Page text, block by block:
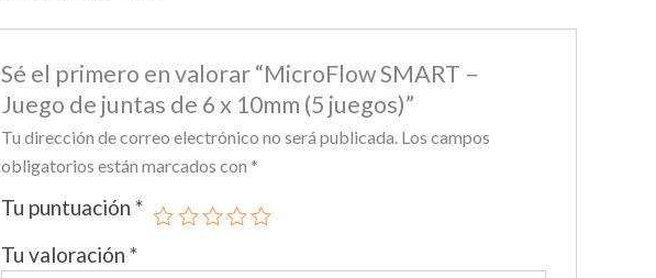
Sé el primero en valorar “MicroFlow SMART –
Juego de juntas de 6 x 10mm (5 juegos)”
Tu dirección de correo electrónico no será publicada. Los campos
obligatorios están marcados con *
Tu puntuación *
Tu valoración *